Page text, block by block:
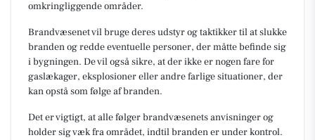
omkringliggende områder.
Brandvæsenet vil bruge deres udstyr og taktikker til at slukke
branden og redde eventuelle personer, der måtte befinde sig
i bygningen. De vil også sikre, at der ikke er nogen fare for
gaslækager, eksplosioner eller andre farlige situationer, der
kan opstå som følge af branden.
Det er vigtigt, at alle følger brandvæsenets anvisninger og
holder sig væk fra området, indtil branden er under kontrol.